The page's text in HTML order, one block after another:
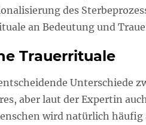
des
an Bedeutung und
Trauerrituale
Unterschiede
aber laut der Expertin
wird natürlich